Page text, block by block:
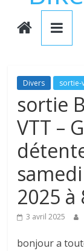
Divers sortie-
sortie
VTT –
2025 à
3 avril 2025
bonjour a